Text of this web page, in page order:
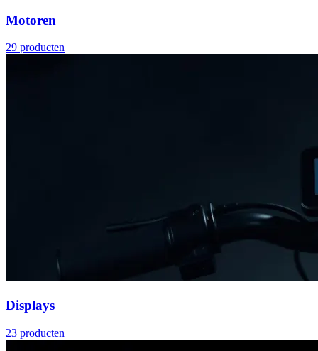
Motoren
29 producten
Displays
23 producten